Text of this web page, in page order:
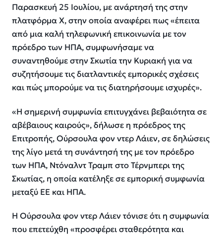
Παρασκευή 25 Ιουλίου, με ανάρτησή της στην
πλατφόρμα Χ, στην οποία αναφέρει πως «έπειτα
από μια καλή τηλεφωνική επικοινωνία με τον
πρόεδρο των ΗΠΑ, συμφωνήσαμε να
συναντηθούμε στην Σκωτία την Κυριακή για να
συζητήσουμε τις διατλαντικές εμπορικές σχέσεις
και πώς μπορούμε να τις διατηρήσουμε ισχυρές».
«Η σημερινή συμφωνία επιτυγχάνει βεβαιότητα σε
αβέβαιους καιρούς», δήλωσε η πρόεδρος της
Επιτροπής, Ούρσουλα φον ντερ Λάιεν, σε δηλώσεις
της λίγο μετά τη συνάντησή της με τον πρόεδρο
των ΗΠΑ, Ντόναλντ Τραμπ στο Τέρνμπερι της
Σκωτίας, η οποία κατέληξε σε εμπορική συμφωνία
μεταξύ ΕΕ και ΗΠΑ.
Η Ούρσουλα φον ντερ Λάιεν τόνισε ότι η συμφωνία
που επετεύχθη «προσφέρει σταθερότητα και